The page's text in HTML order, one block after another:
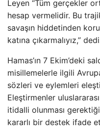
Leyen “Tüm gerçekler
hesap vermelidir. Bu
savaşın hiddetinden
katına çıkarmalıyız,”
Hamas’ın 7 Ekim’deki
misillemelerle ilgili
sözleri ve eylemleri
Eleştirmenler
itidalli olunması
kararlı bir destek ifade